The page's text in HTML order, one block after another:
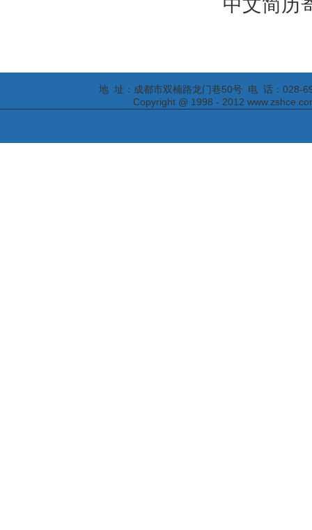
中文简历
地 址：成都市双楠路龙门巷50号 电 话：028-
Copyright @ 1998 - 2012